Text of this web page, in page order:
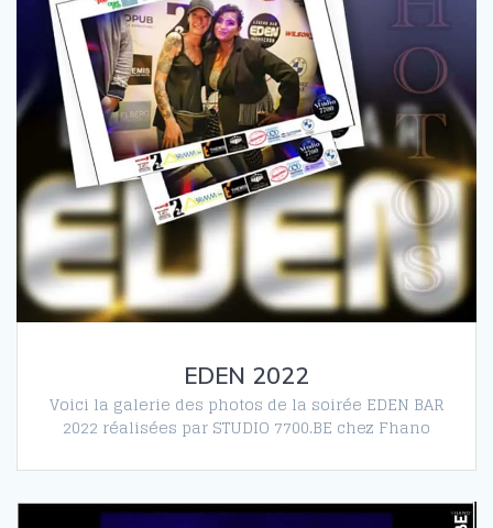
EDEN 2022
Voici la galerie des photos de la soirée EDEN BAR
2022 réalisées par STUDIO 7700.BE chez Fhano